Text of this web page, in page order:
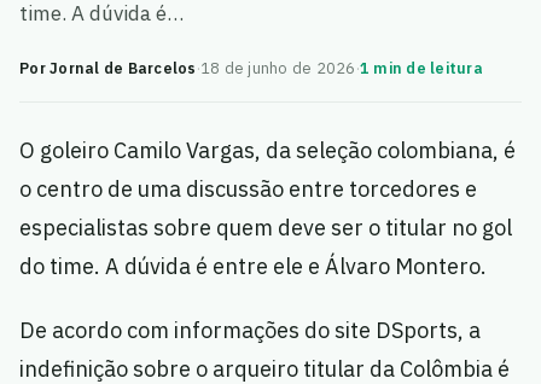
time. A dúvida é…
Por Jornal de Barcelos·18 de junho de 2026·1 min de leitura
O goleiro Camilo Vargas, da seleção colombiana, é
o centro de uma discussão entre torcedores e
especialistas sobre quem deve ser o titular no gol
do time. A dúvida é entre ele e Álvaro Montero.
De acordo com informações do site DSports, a
indefinição sobre o arqueiro titular da Colômbia é